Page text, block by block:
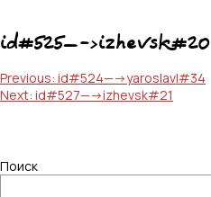
id#525—->izhevsk#20
Навигация
по
Previous: id#524—->yaroslavl#34
Next: id#527—->izhevsk#21
Поиск